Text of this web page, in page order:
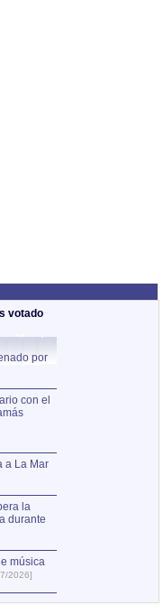
votado
por
con el
a La Mar
la
durante
música
2026]